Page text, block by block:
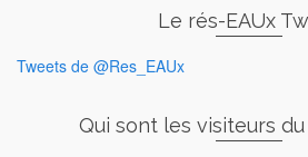
Le rés-EAUx
Tweets de @Res_EAUx
Qui sont les visiteurs du